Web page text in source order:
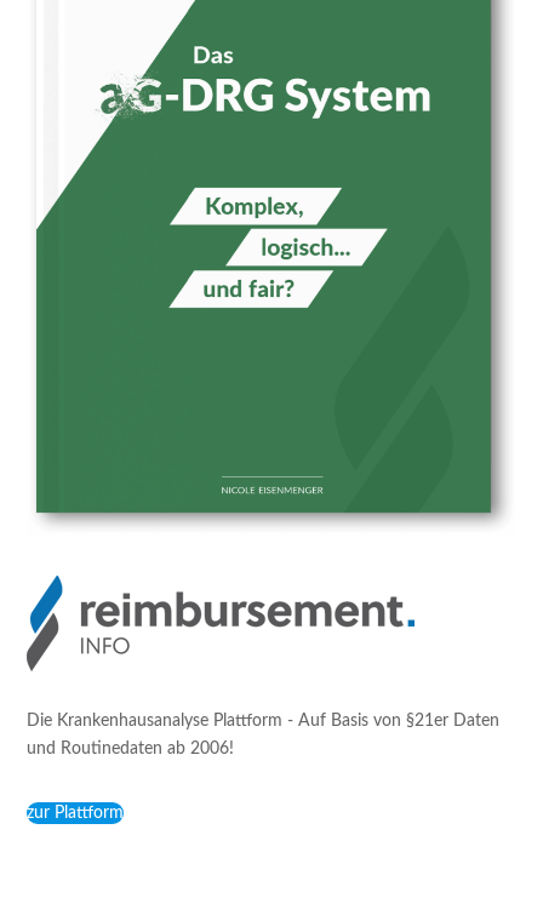
Die Krankenhausanalyse Plattform - Auf Basis von §21er Daten
und Routinedaten ab 2006!
zur Plattform